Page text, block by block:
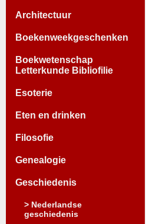
Architectuur
Boekenweekgeschenken
Boekwetenschap
Letterkunde Bibliofilie
Esoterie
Eten en drinken
Filosofie
Genealogie
Geschiedenis
> Nederlandse
geschiedenis